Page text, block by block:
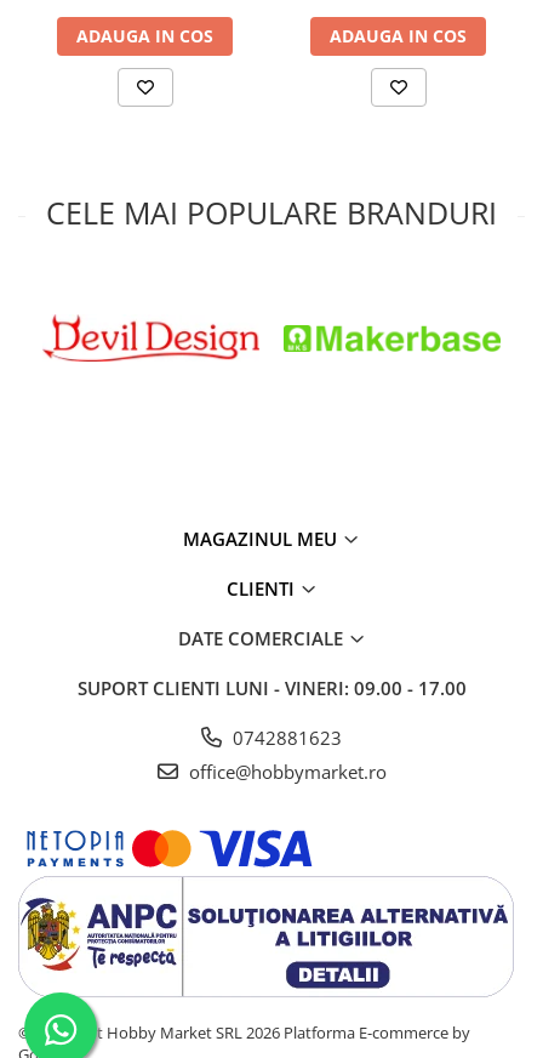
ADAUGA IN COS ADAUGA IN COS
CELE MAI POPULARE BRANDURI
MAGAZINUL MEU
CLIENTI
DATE COMERCIALE
SUPORT CLIENTI LUNI - VINERI: 09.00 - 17.00
0742881623
office@hobbymarket.ro
©Copyright Hobby Market SRL 2026 Platforma E-commerce by